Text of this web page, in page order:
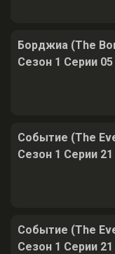
Борджиа (The
Сезон 1 Серии
Событие (The
Сезон 1 Серии 21
Событие (The
Сезон 1 Серии